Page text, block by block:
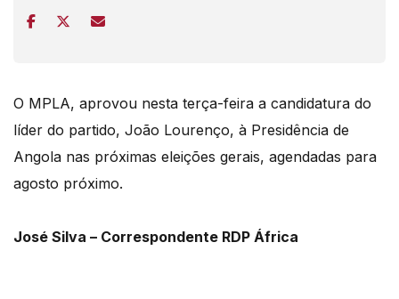
O MPLA, aprovou nesta terça-feira a candidatura do
líder do partido, João Lourenço, à Presidência de
Angola nas próximas eleições gerais, agendadas para
agosto próximo.
José Silva – Correspondente RDP África